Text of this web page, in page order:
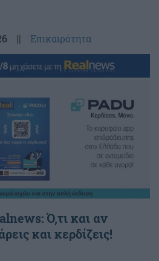
|| Επικαιρότητα
Ό,τι και αν
και κερδίζεις!